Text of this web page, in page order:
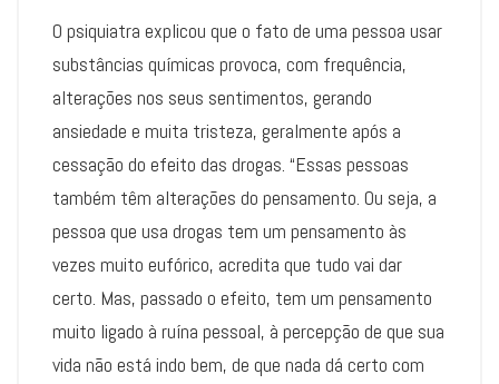
O psiquiatra explicou que o fato de uma pessoa usar
substâncias químicas provoca, com frequência,
alterações nos seus sentimentos, gerando
ansiedade e muita tristeza, geralmente após a
cessação do efeito das drogas. “Essas pessoas
também têm alterações do pensamento. Ou seja, a
pessoa que usa drogas tem um pensamento às
vezes muito eufórico, acredita que tudo vai dar
certo. Mas, passado o efeito, tem um pensamento
muito ligado à ruína pessoal, à percepção de que sua
vida não está indo bem, de que nada dá certo com